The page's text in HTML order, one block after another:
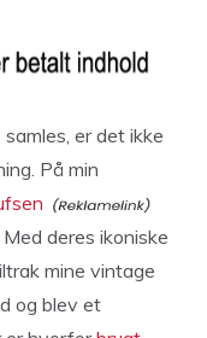
er det ikke
På min
deres ikoniske
mine vintage
og blev et